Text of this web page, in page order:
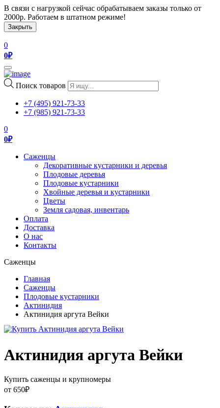
В связи с нагрузкой сейчас обрабатываем заказы только от
2000р. Работаем в штатном режиме!
Закрыть
0
0₽
Toggle
navigation
Поиск товаров
+7 (495) 921-73-33
+7 (985) 921-73-33
0
0₽
Саженцы
Декоративные кустарники и деревья
Плодовые деревья
Плодовые кустарники
Хвойные деревья и кустарники
Цветы
Земля садовая, инвентарь
Оплата
Доставка
О нас
Контакты
Саженцы
Главная
Саженцы
Плодовые кустарники
Актинидия
Актинидия аргута Вейки
Актинидия аргута Вейки
Купить саженцы и крупномеры
от 650₽